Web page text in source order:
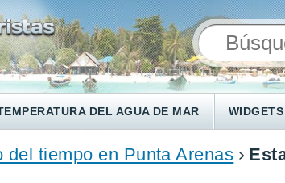
DEL AGUA DE MAR
del tiempo en Punta Arenas